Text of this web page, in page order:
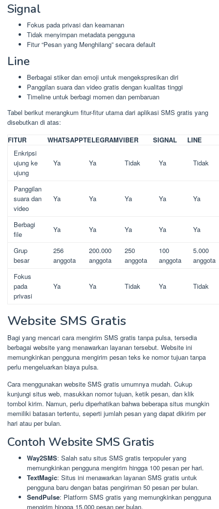
Signal
Fokus pada privasi dan keamanan
Tidak menyimpan metadata pengguna
Fitur “Pesan yang Menghilang” secara default
Line
Berbagai stiker dan emoji untuk mengekspresikan diri
Panggilan suara dan video gratis dengan kualitas tinggi
Timeline untuk berbagi momen dan pembaruan
Tabel berikut merangkum fitur-fitur utama dari aplikasi SMS gratis yang
disebutkan di atas:
FITUR
WHATSAPPTELEGRAMVIBER SIGNAL
LINE
Enkripsi
ujung ke
ujung
Ya Ya Tidak Ya Tidak
Panggilan
suara dan
video
Ya Ya Ya Ya Ya
Berbagi
file
Ya Ya Ya Ya Ya
Grup
besar
256
anggota
200.000
anggota
250
anggota
100
anggota
5.000
anggota
Fokus
pada
privasi
Ya Ya Tidak Ya Tidak
Website SMS Gratis
Bagi yang mencari cara mengirim SMS gratis tanpa pulsa, tersedia
berbagai website yang menawarkan layanan tersebut. Website ini
memungkinkan pengguna mengirim pesan teks ke nomor tujuan tanpa
perlu mengeluarkan biaya pulsa.
Cara menggunakan website SMS gratis umumnya mudah. Cukup
kunjungi situs web, masukkan nomor tujuan, ketik pesan, dan klik
tombol kirim. Namun, perlu diperhatikan bahwa beberapa situs mungkin
memiliki batasan tertentu, seperti jumlah pesan yang dapat dikirim per
hari atau per bulan.
Contoh Website SMS Gratis
Way2SMS: Salah satu situs SMS gratis terpopuler yang
memungkinkan pengguna mengirim hingga 100 pesan per hari.
TextMagic: Situs ini menawarkan layanan SMS gratis untuk
pengguna baru dengan batas pengiriman 50 pesan per bulan.
SendPulse: Platform SMS gratis yang memungkinkan pengguna
mengirim hingga 15.000 pesan per bulan.